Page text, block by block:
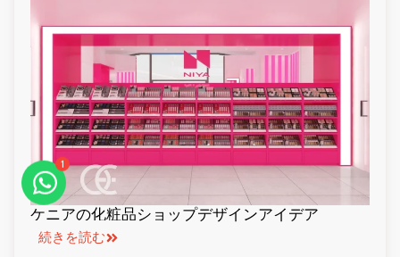
ケニアの化粧品ショップデザインアイデア
続きを読む
1